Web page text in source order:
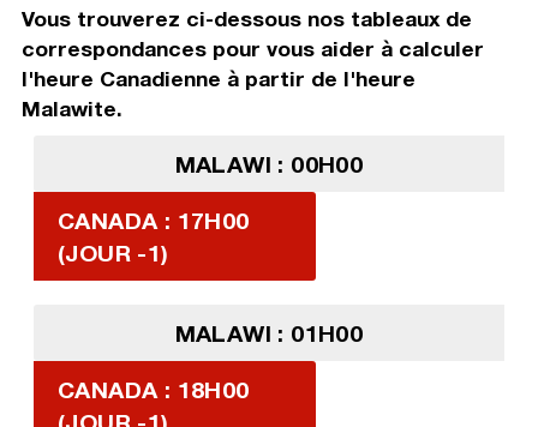
Vous trouverez ci-dessous nos tableaux de
correspondances pour vous aider à calculer
l'heure Canadienne à partir de l'heure
Malawite.
MALAWI : 00H00
CANADA : 17H00
(JOUR -1)
MALAWI : 01H00
CANADA : 18H00
(JOUR -1)